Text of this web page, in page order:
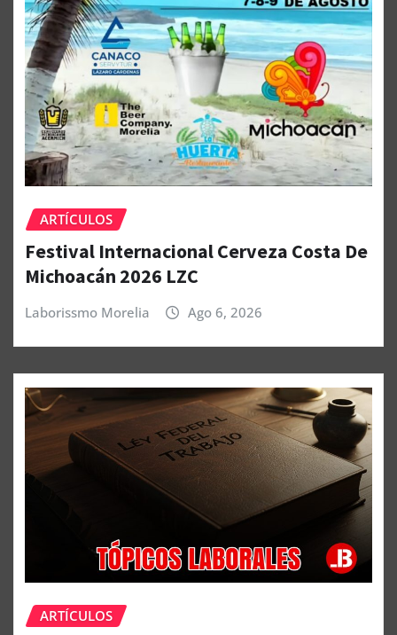
ARTÍCULOS
Festival Internacional Cerveza Costa De
Michoacán 2026 LZC
Laborissmo Morelia Ago 6, 2026
ARTÍCULOS